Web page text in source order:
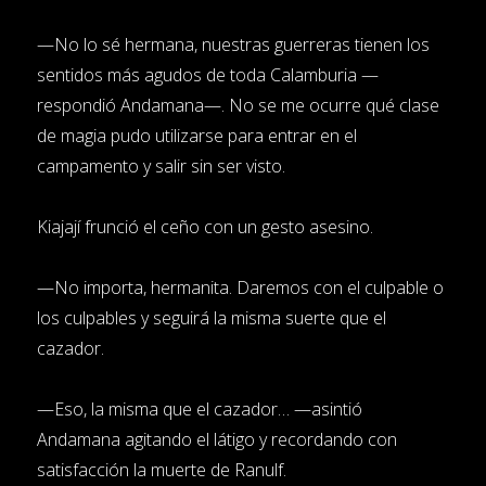
—No lo sé hermana, nuestras guerreras tienen los
sentidos más agudos de toda Calamburia —
respondió Andamana—. No se me ocurre qué clase
de magia pudo utilizarse para entrar en el
campamento y salir sin ser visto.
Kiajají frunció el ceño con un gesto asesino.
—No importa, hermanita. Daremos con el culpable o
los culpables y seguirá la misma suerte que el
cazador.
—Eso, la misma que el cazador… —asintió
Andamana agitando el látigo y recordando con
satisfacción la muerte de Ranulf.